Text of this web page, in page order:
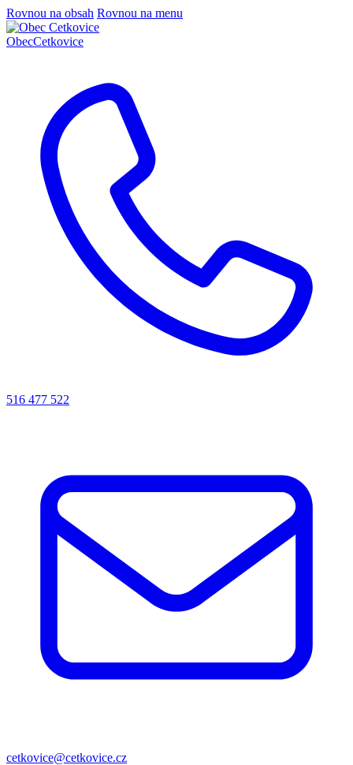
Rovnou na obsah Rovnou na menu
ObecCetkovice
516 477 522
cetkovice@cetkovice.cz